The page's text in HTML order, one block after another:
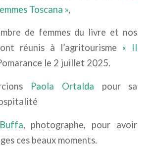
Toscana »,
de femmes du livre et nos
réunis à l’agritourisme « Il
le 2 juillet 2025.
Paola Ortalda pour sa
, photographe, pour avoir
ces beaux moments.